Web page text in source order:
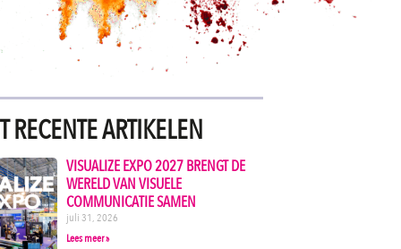
RECENTE ARTIKELEN
VISUALIZE EXPO 2027 BRENGT DE
WERELD VAN VISUELE
COMMUNICATIE SAMEN
juli 31, 2026
Lees meer »